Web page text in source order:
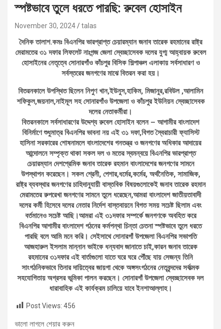
স্পষ্টভাবে তুলে ধরতে পারছি: রুবেল হোসাইন
November 30, 2024 talas
দৈনিক তালাশ.কমঃ বিএনপির ভারপ্রাপ্ত চেয়ারম্যান জনাব তারেক রহমানের রাষ্ট্র
মেরামতের ৩১ দফার লিফলেট নাঃগন্জ জেলা স্বেচ্ছাসেবক দলের যুগ্ম আহ্বায়ক রুবেল
হোসাইনের নেতৃত্বে সোনারগাঁও কাঁচপুর বিসিক শিল্পাঞ্চল এলাকায় সর্বসাধারণ ও
সর্বস্তরের জনগণের মাঝে বিতরন করা হয়।
বিতরনকালে উপস্থিত ছিলেন নিপুণ খান,ইউনুস,হাকিম, মিজানুর,রবিউল ,আলামিন
শফিকুল,জয়নাল,নাইমূল সহ সোনারগাঁও উপজেলা ও কাঁচপুর ইউনিয়ন স্বেচ্ছাসেবক
দলের নেতাকর্মীরা।
বিতরনকালে সর্বসাধারণের উদ্দেশ্য রুবেল হোসাইন বলেন – আগামীর বাংলাদেশ
বিনির্মাণে শুধুমাত্র বিএনপির ভাবনা নয় এই ৩১ দফা,বিগত স্বৈরাচারী ফ্যাসিস্ট
হাসিনা সরকারের শোষনামলে বাংলাদেশের গনতন্ত্র ও জনগণের অধিকার আদায়ের
আন্দোলনে সম্পৃক্ত থাকা সকল দল ও মতের স্বমন্বয়ে বিএনপির ভারপ্রাপ্ত
চেয়ারম্যান দেশপ্রেমিক জনাব তারেক রহমান বাংলাদেশের জনগণের সামনে
উপস্থাপন করেছেন। সকল শ্রেনী, পেশার,ধর্মের,কর্মের, অর্থনৈতিক, সামাজিক,
রাষ্ট্র ব্যবস্থার জনগণের চাহিদানুযায়ী বাস্তবিক বিষয়গুলোকেই জনাব তারেক রহমান
মেরামতের রুপরেখা জনগণের সামনে তুলে ধরেছেন,আমরা বাংলাদেশ জাতীয়তাবাদী
দলের কর্মী হিসেবে দলের নেতার নির্দেশ বাস্তবায়নে বিগত সময় সচেষ্ট ছিলাম এবং
বর্তমানেও সচেষ্ট আছি।আমরা এই ৩১দফার সম্পর্কে জনগণকে অবহিত করে
বিএনপির আগামীর বাংলাদেশ গঠনের কর্মপন্থা চিন্তা চেতনা স্পষ্টভাবে তুলে ধরতে
পারছি বলে আমি মনে করি। সেইসাথে সোনারগাঁ উপজেলা বিএনপির সভাপতি
আজহারুল ইসলাম মান্নান ভাইকে ধন্যবাদ জানাতে চাই,কারন জনাব তারেক
রহমানের ৩১দফার এই বার্তাগুলো যাতে ঘরে ঘরে পৌঁছে যায় সেজন্য তিনি
সাংগঠনিকভাবে তিনার দায়িত্বের জায়গা থেকে অঙ্গসংগঠনের নেতৃবৃন্দদের সর্বাত্মক
সহযোগিতায় অগ্রসর ভূমিকা পালন করছেন। সোনারগাঁ উপজেলা স্বেচ্ছাসেবক দল
ধারাবাহিক এই কার্যক্রম চালিয়ে যাবে ইনশাআল্লাহ।
Post Views: 456
ভালো লাগলে শেয়ার করুন